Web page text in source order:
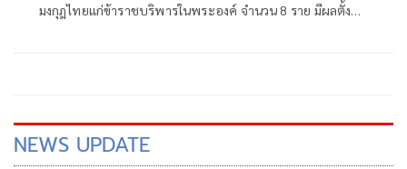
มงกุฎไทยแก่ข้าราชบริพารในพระองค์ จำนวน 8 ราย มีผลตั้งแต่
NEWS UPDATE